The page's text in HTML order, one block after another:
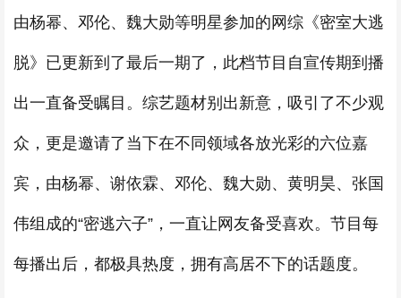
由杨幂、邓伦、魏大勋等明星参加的网综《密室大逃
脱》已更新到了最后一期了，此档节目自宣传期到播
出一直备受瞩目。综艺题材别出新意，吸引了不少观
众，更是邀请了当下在不同领域各放光彩的六位嘉
宾，由杨幂、谢依霖、邓伦、魏大勋、黄明昊、张国
伟组成的“密逃六子”，一直让网友备受喜欢。节目每
每播出后，都极具热度，拥有高居不下的话题度。